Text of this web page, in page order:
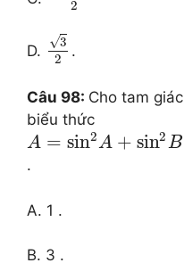
2
D.
3
√
2
.
Câu 98: Cho tam giác
biểu thức
A = sin2A + sin2B
.
A. 1 .
B. 3 .